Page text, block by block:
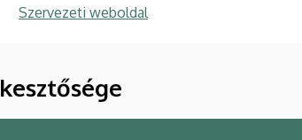
Szervezeti weboldal